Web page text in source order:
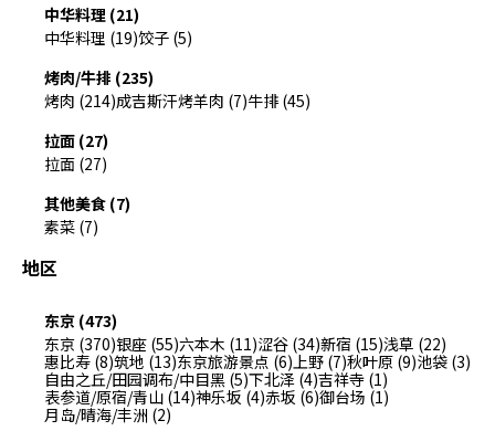
中华料理 (21)
中华料理 (19)饺子 (5)
烤肉/牛排 (235)
烤肉 (214)成吉斯汗烤羊肉 (7)牛排 (45)
拉面 (27)
拉面 (27)
其他美食 (7)
素菜 (7)
地区
东京 (473)
东京 (370)银座 (55)六本木 (11)涩谷 (34)新宿 (15)浅草 (22)
惠比寿 (8)筑地 (13)东京旅游景点 (6)上野 (7)秋叶原 (9)池袋 (3)
自由之丘/田园调布/中目黑 (5)下北泽 (4)吉祥寺 (1)
表参道/原宿/青山 (14)神乐坂 (4)赤坂 (6)御台场 (1)
月岛/晴海/丰洲 (2)